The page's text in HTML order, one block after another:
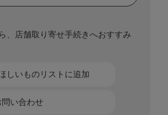
問い合わせ
しいものリストに追加
、店舗取り寄せ手続きへおすすみ